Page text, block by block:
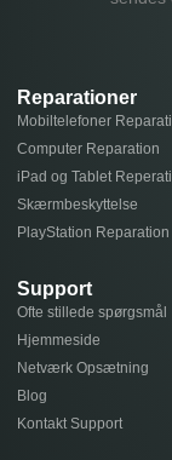
Reparationer
Mobiltelefoner
Computer Reparation
iPad og Tablet
Skærmbeskyttelse
PlayStation Reparation
Support
Ofte stillede spørgsmål
Hjemmeside
Netværk Opsætning
Blog
Kontakt Support